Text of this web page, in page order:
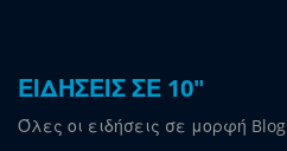
ΕΙΔΗΣΕΙΣ ΣΕ 10"
Όλες οι ειδήσεις σε μορφή Blog